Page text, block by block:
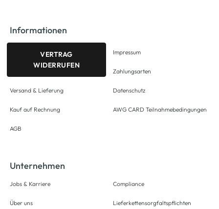
Informationen
VERTRAG
WIDERRUFEN
Versand & Lieferung
Kauf auf Rechnung
AGB
Impressum
Zahlungsarten
Datenschutz
AWG CARD Teilnahmebedingungen
Unternehmen
Jobs & Karriere
Über uns
Compliance
Lieferkettensorgfaltspflichten